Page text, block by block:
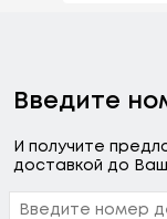
Введите
И получите
доставкой до